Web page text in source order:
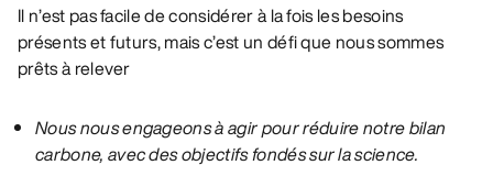
Il n’est pas facile de considérer à la fois les besoins
présents et futurs, mais c’est un défi que nous sommes
prêts à relever
Nous nous engageons à agir pour réduire notre bilan
carbone, avec des objectifs fondés sur la science.